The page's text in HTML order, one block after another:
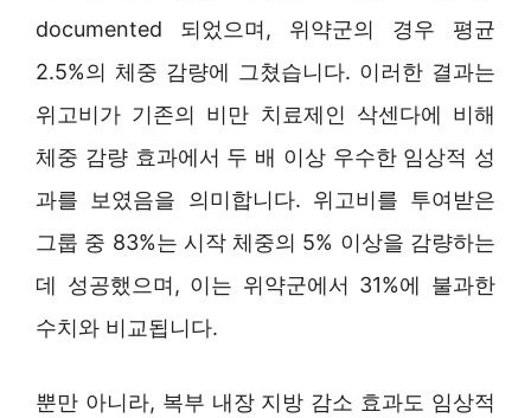
documented 되었으며, 위약군의 경우 평균
2.5%의 체중 감량에 그쳤습니다. 이러한 결과는
위고비가 기존의 비만 치료제인 삭센다에 비해
체중 감량 효과에서 두 배 이상 우수한 임상적 성
과를 보였음을 의미합니다. 위고비를 투여받은
그룹 중 83%는 시작 체중의 5% 이상을 감량하는
데 성공했으며, 이는 위약군에서 31%에 불과한
수치와 비교됩니다.
뿐만 아니라, 복부 내장 지방 감소 효과도 임상적